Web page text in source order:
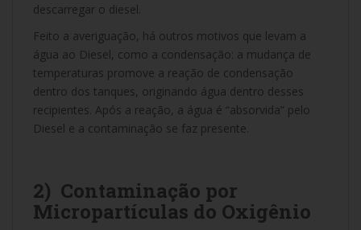
descarregar o diesel.
Feito a averiguação, há outros motivos que levam a
água ao Diesel, como a condensação: a mudança de
temperaturas promove a reação de condensação
dentro dos tanques, originando água dentro desses
recipientes. Após a reação, a água é “absorvida” pelo
Diesel e a contaminação se faz presente.
2) Contaminação por
Micropartículas do Oxigênio